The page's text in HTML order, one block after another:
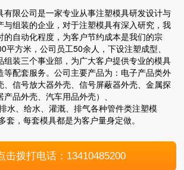
有限公司是一家专业从事注塑模具研发设计与
与组装的企业，对于注塑模具有深入研究，我
的自动化程度，为客户节约成本是我们的宗
平方米，公司员工50余人，下设注塑成型、
组装三个事业部，为广大客户提供专业的模具
等配套服务。公司主要产品为：电子产品类外
、信号放大器外壳、信号屏蔽器外壳、金属探
品外壳、汽车用品外壳）、
水、给水、灌溉、排气各种管件类注塑模
套，每套模具都是为客户量身定做。
击拨打电话：13410485200